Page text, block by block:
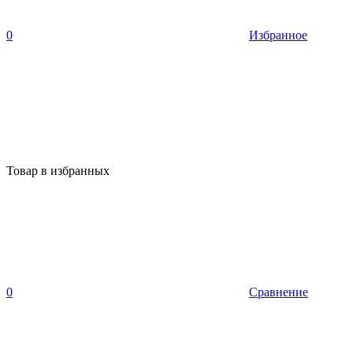
0 Избранное
Товар в избранных
0 Сравнение